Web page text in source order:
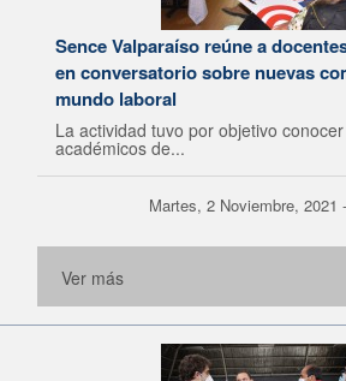
Sence Valparaíso reúne a
en conversatorio sobre nuevas
mundo laboral
La actividad tuvo por objetivo
académicos de...
Martes, 2 Noviembre, 2021
Ver más